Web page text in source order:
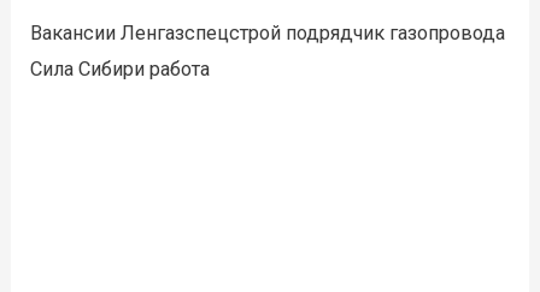
Вакансии Ленгазспецстрой подрядчик газопровода
Сила Сибири работа